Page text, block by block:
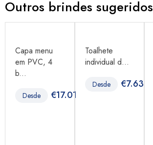
Outros brindes sugeridos
Capa menu
em PVC, 4
b...
Desde €17.01
Toalhete
individual d...
Desde €7.63